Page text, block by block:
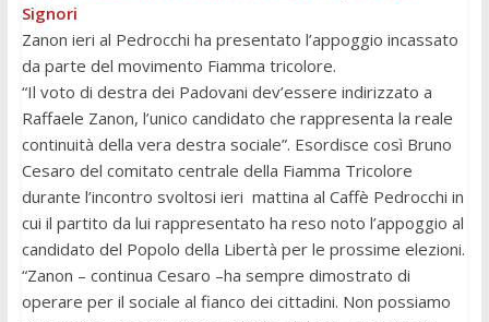
Signori
Zanon ieri al Pedrocchi ha presentato l’appoggio incassato
da parte del movimento Fiamma tricolore.
“Il voto di destra dei Padovani dev’essere indirizzato a
Raffaele Zanon, l’unico candidato che rappresenta la reale
continuità della vera destra sociale”. Esordisce così Bruno
Cesaro del comitato centrale della Fiamma Tricolore
durante l’incontro svoltosi ieri mattina al Caffè Pedrocchi in
cui il partito da lui rappresentato ha reso noto l’appoggio al
candidato del Popolo della Libertà per le prossime elezioni.
“Zanon – continua Cesaro –ha sempre dimostrato di
operare per il sociale al fianco dei cittadini. Non possiamo